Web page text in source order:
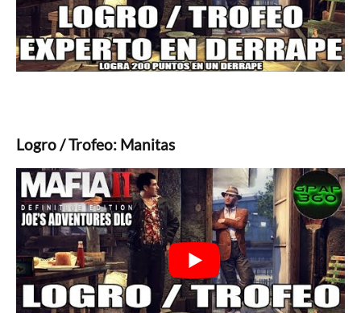
Logro / Trofeo: Manitas